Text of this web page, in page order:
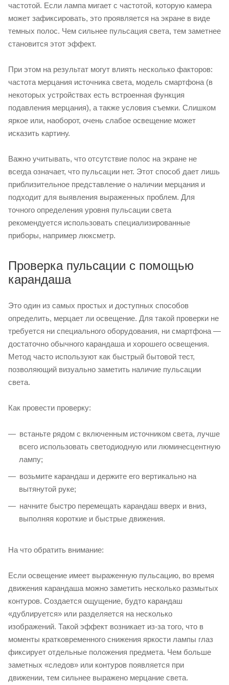
частотой. Если лампа мигает с частотой, которую камера
может зафиксировать, это проявляется на экране в виде
темных полос. Чем сильнее пульсация света, тем заметнее
становится этот эффект.
При этом на результат могут влиять несколько факторов:
частота мерцания источника света, модель смартфона (в
некоторых устройствах есть встроенная функция
подавления мерцания), а также условия съемки. Слишком
яркое или, наоборот, очень слабое освещение может
исказить картину.
Важно учитывать, что отсутствие полос на экране не
всегда означает, что пульсации нет. Этот способ дает лишь
приблизительное представление о наличии мерцания и
подходит для выявления выраженных проблем. Для
точного определения уровня пульсации света
рекомендуется использовать специализированные
приборы, например люксметр.
Проверка пульсации с помощью
карандаша
Это один из самых простых и доступных способов
определить, мерцает ли освещение. Для такой проверки не
требуется ни специального оборудования, ни смартфона —
достаточно обычного карандаша и хорошего освещения.
Метод часто используют как быстрый бытовой тест,
позволяющий визуально заметить наличие пульсации
света.
Как провести проверку:
встаньте рядом с включенным источником света, лучше
всего использовать светодиодную или люминесцентную
лампу;
возьмите карандаш и держите его вертикально на
вытянутой руке;
начните быстро перемещать карандаш вверх и вниз,
выполняя короткие и быстрые движения.
На что обратить внимание:
Если освещение имеет выраженную пульсацию, во время
движения карандаша можно заметить несколько размытых
контуров. Создается ощущение, будто карандаш
«дублируется» или разделяется на несколько
изображений. Такой эффект возникает из-за того, что в
моменты кратковременного снижения яркости лампы глаз
фиксирует отдельные положения предмета. Чем больше
заметных «следов» или контуров появляется при
движении, тем сильнее выражено мерцание света.